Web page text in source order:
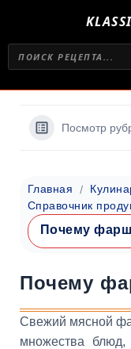
Посмотр
Главная
Справочник
Почему
Почему
Свежий мясной
множества